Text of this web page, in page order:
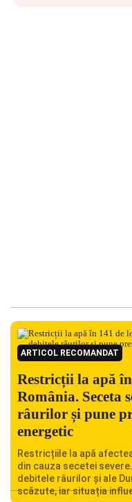
ARTICOL RECOMANDAT
Restricții la apă
România. Seceta
râurilor și pune
energetic
Restricțiile la apă
din cauza secetei
debitele râurilor și ale
scăzute, iar situația